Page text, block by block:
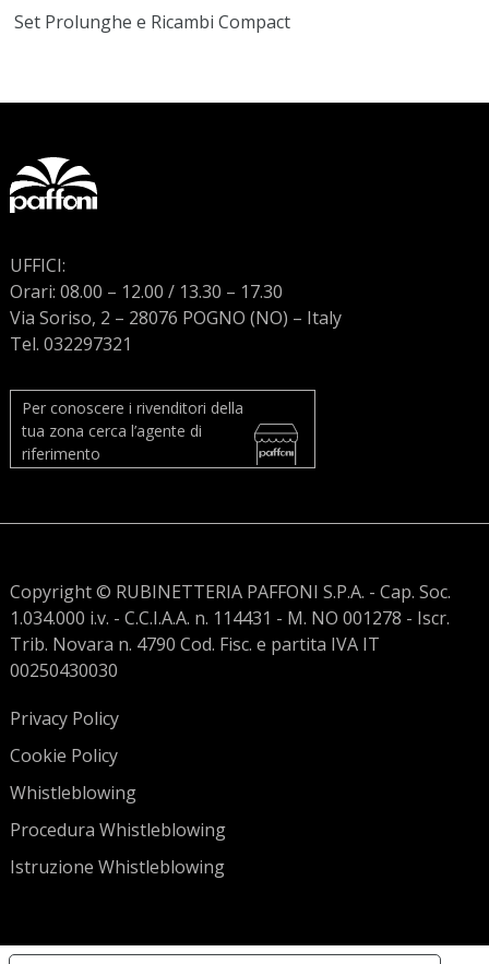
Set Prolunghe e Ricambi Compact
UFFICI:
Orari: 08.00 – 12.00 / 13.30 – 17.30
Via Soriso, 2 – 28076 POGNO (NO) – Italy
Tel. 032297321
Per conoscere i rivenditori della
tua zona cerca l’agente di
riferimento
Copyright © RUBINETTERIA PAFFONI S.P.A. - Cap. Soc.
1.034.000 i.v. - C.C.I.A.A. n. 114431 - M. NO 001278 - Iscr.
Trib. Novara n. 4790 Cod. Fisc. e partita IVA IT
00250430030
Privacy Policy
Cookie Policy
Whistleblowing
Procedura Whistleblowing
Istruzione Whistleblowing